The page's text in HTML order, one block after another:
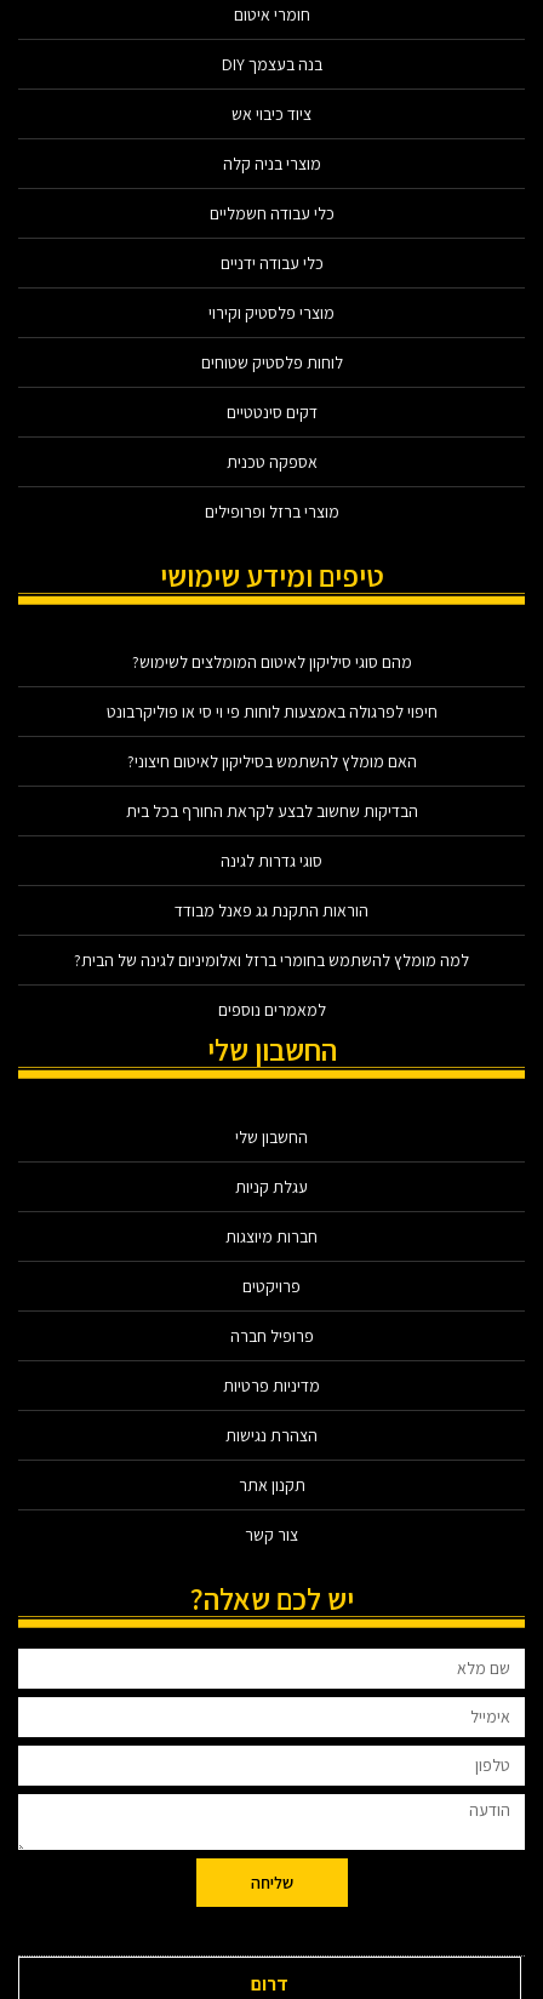
חומרי איטום
בנה בעצמך DIY
ציוד כיבוי אש
מוצרי בניה קלה
כלי עבודה חשמליים
כלי עבודה ידניים
מוצרי פלסטיק וקירוי
לוחות פלסטיק שטוחים
דקים סינטטיים
אספקה טכנית
מוצרי ברזל ופרופילים
טיפים ומידע שימושי
מהם סוגי סיליקון לאיטום המומלצים לשימוש?
חיפוי לפרגולה באמצעות לוחות פי וי סי או פוליקרבונט
האם מומלץ להשתמש בסיליקון לאיטום חיצוני?
הבדיקות שחשוב לבצע לקראת החורף בכל בית
סוגי גדרות לגינה
הוראות התקנת גג פאנל מבודד
למה מומלץ להשתמש בחומרי ברזל ואלומיניום לגינה של הבית?
למאמרים נוספים
החשבון שלי
החשבון שלי
עגלת קניות
חברות מיוצגות
פרויקטים
פרופיל חברה
מדיניות פרטיות
הצהרת נגישות
תקנון אתר
צור קשר
יש לכם שאלה?
שליחה
דרום